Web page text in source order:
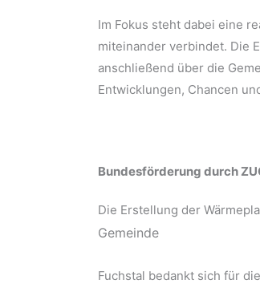
Im Fokus steht dabei eine
miteinander verbindet. Die
anschließend über die
Entwicklungen, Chancen
Bundesförderung durch
Die Erstellung der
Gemeinde
Fuchstal bedankt sich für